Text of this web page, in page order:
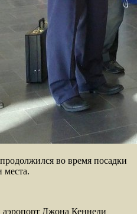
во время посадки
места.
Джона Кеннеди